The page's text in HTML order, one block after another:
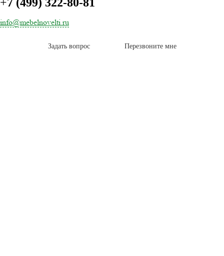
+7 (499) 322-80-81
info@mebelnovelti.ru
Задать вопрос Перезвоните мне